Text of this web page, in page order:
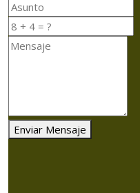
Enviar Mensaje